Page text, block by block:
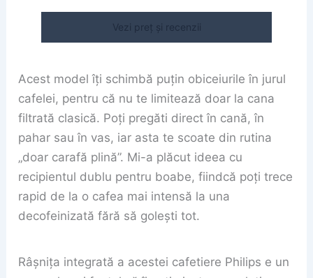
Vezi preț și recenzii
Acest model îți schimbă puțin obiceiurile în jurul
cafelei, pentru că nu te limitează doar la cana
filtrată clasică. Poți pregăti direct în cană, în
pahar sau în vas, iar asta te scoate din rutina
„doar carafă plină”. Mi-a plăcut ideea cu
recipientul dublu pentru boabe, fiindcă poți trece
rapid de la o cafea mai intensă la una
decofeinizată fără să golești tot.
Râșnița integrată a acestei cafetiere Philips e un